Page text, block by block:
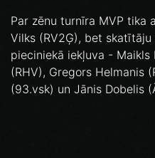
Par zēnu turnīra MVP tika
Vilks (RV2Ģ), bet skatītāju
pieciniekā iekļuva - Maikls
(RHV), Gregors Helmanis
(93.vsk) un Jānis Dobelis